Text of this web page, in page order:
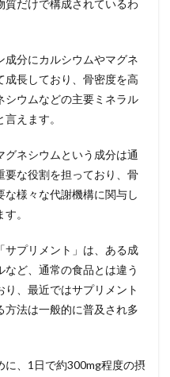
だけで構成されているわ
分にカルシウムやマグネ
成長しており、骨密度を高
シウムなどの主要ミネラル
えます。
ネシウムという成分は通
要な役割を担っており、骨
様々な代謝機構に関与し
。
サプリメント」は、ある成
ど、通常の食品とは違う
、最近ではサプリメント
方法は一般的に普及され多
に、1日で約300mg程度の摂